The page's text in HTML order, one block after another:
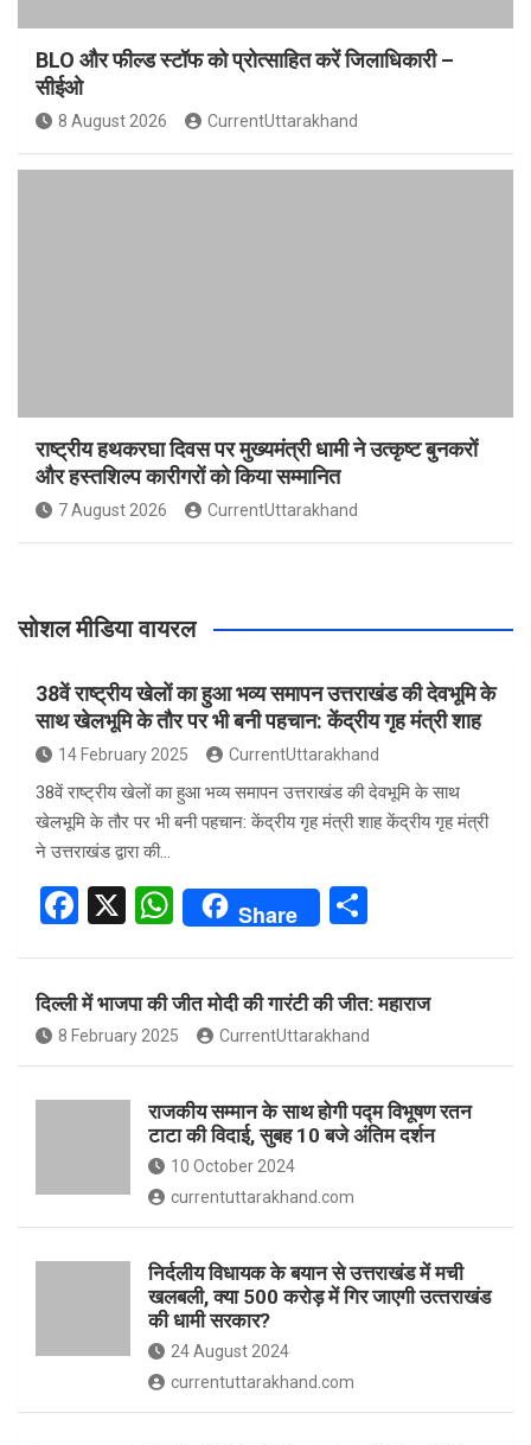
BLO और फील्ड स्टॉफ को प्रोत्साहित करें जिलाधिकारी –
सीईओ
8 August 2026 CurrentUttarakhand
राष्ट्रीय हथकरघा दिवस पर मुख्यमंत्री धामी ने उत्कृष्ट बुनकरों
और हस्तशिल्प कारीगरों को किया सम्मानित
7 August 2026 CurrentUttarakhand
सोशल मीडिया वायरल
38वें राष्ट्रीय खेलों का हुआ भव्य समापन उत्तराखंड की देवभूमि के
साथ खेलभूमि के तौर पर भी बनी पहचान: केंद्रीय गृह मंत्री शाह
14 February 2025 CurrentUttarakhand
38वें राष्ट्रीय खेलों का हुआ भव्य समापन उत्तराखंड की देवभूमि के साथ
खेलभूमि के तौर पर भी बनी पहचान: केंद्रीय गृह मंत्री शाह केंद्रीय गृह मंत्री
ने उत्तराखंड द्वारा की…
F
ce
b
o
o
X
W
at
s
A
p
p
Share
e
दिल्ली में भाजपा की जीत मोदी की गारंटी की जीत: महाराज
8 February 2025 CurrentUttarakhand
राजकीय सम्मान के साथ होगी पद्म विभूषण रतन
टाटा की विदाई, सुबह 10 बजे अंतिम दर्शन
10 October 2024
currentuttarakhand.com
निर्दलीय विधायक के बयान से उत्तराखंड में मची
खलबली, क्‍या 500 करोड़ में गिर जाएगी उत्‍तराखंड
की धामी सरकार?
24 August 2024
currentuttarakhand.com